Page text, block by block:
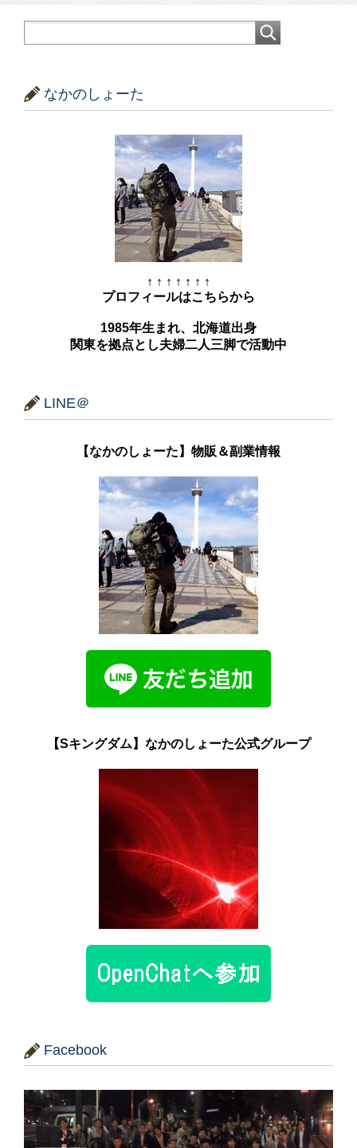
なかのしょーた
↑ ↑ ↑ ↑ ↑ ↑ ↑
プロフィールはこちらから
1985年生まれ、北海道出身
関東を拠点とし夫婦二人三脚で活動中
LINE＠
【なかのしょーた】物販＆副業情報
【Sキングダム】なかのしょーた公式グループ
Facebook